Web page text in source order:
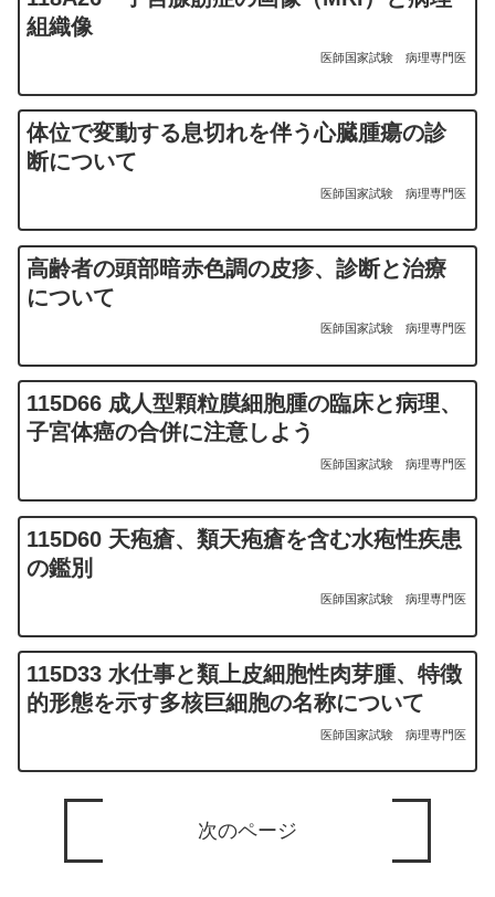
組織像
医師国家試験 病理専門医
体位で変動する息切れを伴う心臓腫瘍の診
断について
医師国家試験 病理専門医
高齢者の頭部暗赤色調の皮疹、診断と治療
について
医師国家試験 病理専門医
115D66 成人型顆粒膜細胞腫の臨床と病理、
子宮体癌の合併に注意しよう
医師国家試験 病理専門医
115D60 天疱瘡、類天疱瘡を含む水疱性疾患
の鑑別
医師国家試験 病理専門医
115D33 水仕事と類上皮細胞性肉芽腫、特徴
的形態を示す多核巨細胞の名称について
医師国家試験 病理専門医
次のページ